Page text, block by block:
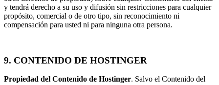
y tendrá derecho a su uso y difusión sin restricciones para cualquier
propósito, comercial o de otro tipo, sin reconocimiento ni
compensación para usted ni para ninguna otra persona.
9. CONTENIDO DE HOSTINGER
Propiedad del Contenido de Hostinger. Salvo el Contenido del